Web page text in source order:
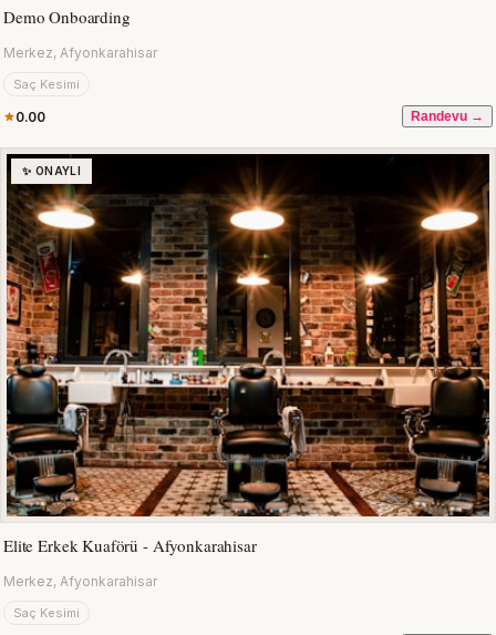
Demo Onboarding
Merkez, Afyonkarahisar
Saç Kesimi
0.00 Randevu →
✨ ONAYLI
Elite Erkek Kuaförü - Afyonkarahisar
Merkez, Afyonkarahisar
Saç Kesimi